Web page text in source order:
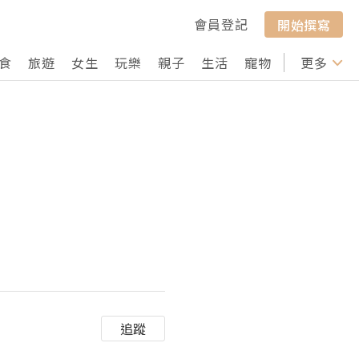
會員登記
開始撰寫
旅遊 女生 玩樂 親子 生活 寵物 行山 打卡
更多
追蹤